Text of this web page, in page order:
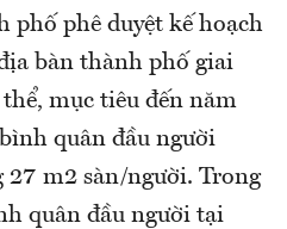
phê duyệt kế hoạch
bàn thành phố giai
mục tiêu đến năm
quân đầu người
27 m2 sàn/người. Trong
quân đầu người tại